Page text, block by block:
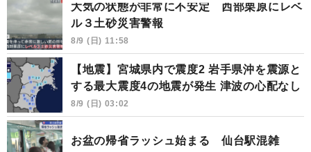
大気の状態が非常に不安定 西部栗原にレベ
ル３土砂災害警報
8/9 (日) 11:58
【地震】宮城県内で震度2 岩手県沖を震源と
する最大震度4の地震が発生 津波の心配なし
8/9 (日) 03:02
お盆の帰省ラッシュ始まる 仙台駅混雑